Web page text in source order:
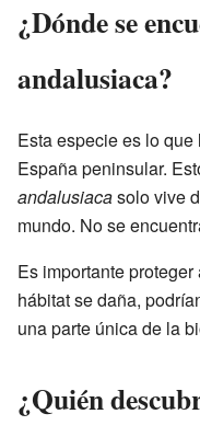
¿Dónde se
andalusiaca?
Esta especie es lo
España peninsular.
andalusiacasolo vive
mundo. No se
Es importante
hábitat se daña,
una parte única de la
¿Quién